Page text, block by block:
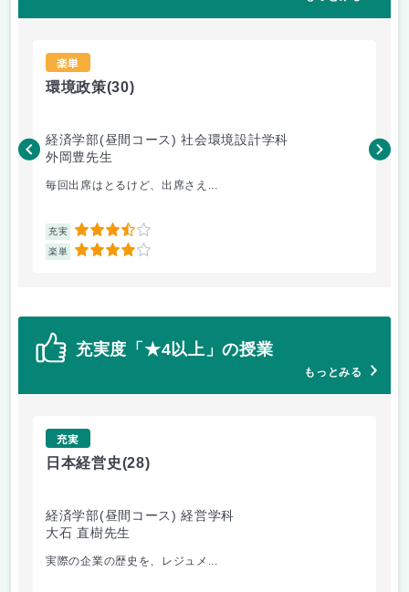
楽単
環境政策(30)
経済学部(昼間コース) 社会環境設計学科
外岡豊先生
毎回出席はとるけど、出席さえ...
充実 3.5
楽単 4
大
充実度「★4以上」の授業
もっとみる
充実
日本経営史(28)
経済学部(昼間コース) 経営学科
大石 直樹先生
実際の企業の歴史を、レジュメ...